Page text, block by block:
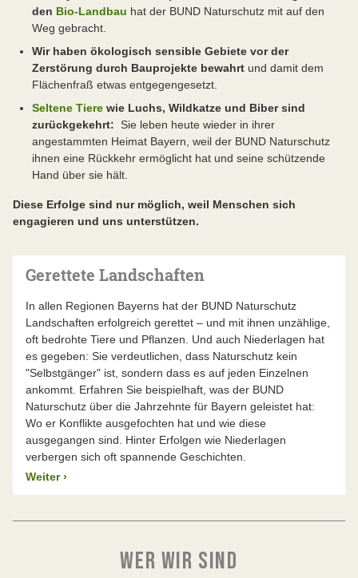
den Bio-Landbau hat der BUND Naturschutz mit auf den
Weg gebracht.
Wir haben ökologisch sensible Gebiete vor der
Zerstörung durch Bauprojekte bewahrt und damit dem
Flächenfraß etwas entgegengesetzt.
Seltene Tiere wie Luchs, Wildkatze und Biber sind
zurückgekehrt: Sie leben heute wieder in ihrer
angestammten Heimat Bayern, weil der BUND Naturschutz
ihnen eine Rückkehr ermöglicht hat und seine schützende
Hand über sie hält.
Diese Erfolge sind nur möglich, weil Menschen sich
engagieren und uns unterstützen.
Gerettete Landschaften
In allen Regionen Bayerns hat der BUND Naturschutz
Landschaften erfolgreich gerettet – und mit ihnen unzählige,
oft bedrohte Tiere und Pflanzen. Und auch Niederlagen hat
es gegeben: Sie verdeutlichen, dass Naturschutz kein
"Selbstgänger" ist, sondern dass es auf jeden Einzelnen
ankommt. Erfahren Sie beispielhaft, was der BUND
Naturschutz über die Jahrzehnte für Bayern geleistet hat:
Wo er Konflikte ausgefochten hat und wie diese
ausgegangen sind. Hinter Erfolgen wie Niederlagen
verbergen sich oft spannende Geschichten.
Weiter ›
WER WIR SIND